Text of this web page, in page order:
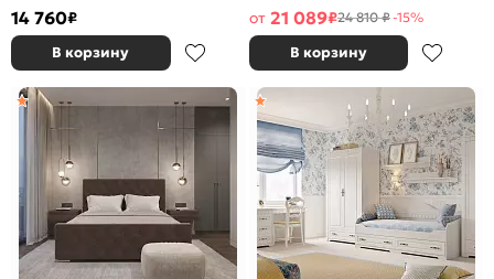
14 760₽
В корзину
от 21 089₽24 810 ₽-15%
В корзину